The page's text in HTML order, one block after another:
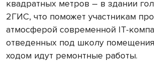
квадратных метров – в здании
2ГИС, что поможет участникам
атмосферой современной IT-
отведенных под школу
ходом идут ремонтные работы.